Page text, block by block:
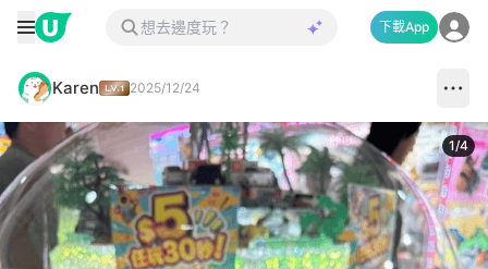
下載App
Karen 2025/12/24
1/4